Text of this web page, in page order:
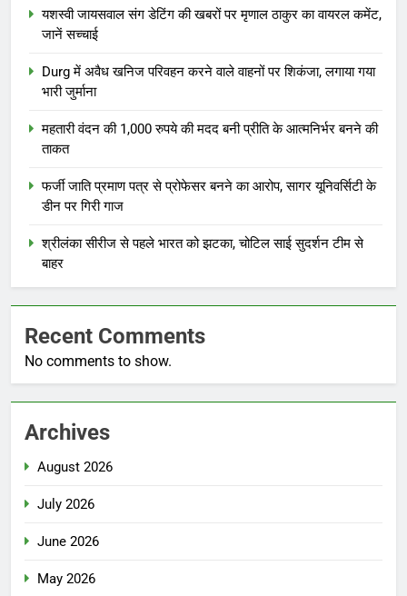
यशस्वी जायसवाल संग डेटिंग की खबरों पर मृणाल ठाकुर का वायरल कमेंट,
जानें सच्चाई
Durg में अवैध खनिज परिवहन करने वाले वाहनों पर शिकंजा, लगाया गया
भारी जुर्माना
महतारी वंदन की 1,000 रुपये की मदद बनी प्रीति के आत्मनिर्भर बनने की
ताकत
फर्जी जाति प्रमाण पत्र से प्रोफेसर बनने का आरोप, सागर यूनिवर्सिटी के
डीन पर गिरी गाज
श्रीलंका सीरीज से पहले भारत को झटका, चोटिल साई सुदर्शन टीम से
बाहर
Recent Comments
No comments to show.
Archives
August 2026
July 2026
June 2026
May 2026